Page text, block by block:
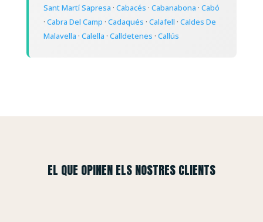
Sant Martí Sapresa · Cabacés · Cabanabona · Cabó
· Cabra Del Camp · Cadaqués · Calafell · Caldes De
Malavella · Calella · Calldetenes · Callús
EL QUE OPINEN ELS NOSTRES CLIENTS